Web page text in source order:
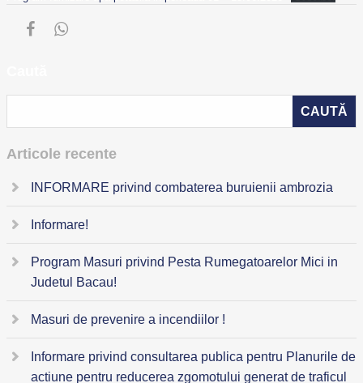
Articole recente
INFORMARE privind combaterea buruienii ambrozia
Informare!
Program Masuri privind Pesta Rumegatoarelor Mici in
Judetul Bacau!
Masuri de prevenire a incendiilor !
Informare privind consultarea publica pentru Planurile de
actiune pentru reducerea zgomotului generat de traficul